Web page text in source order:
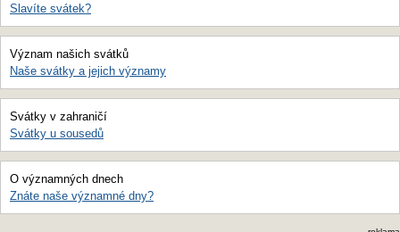
Slavíte svátek?
Význam našich svátků
Naše svátky a jejich významy
Svátky v zahraničí
Svátky u sousedů
O významných dnech
Znáte naše významné dny?